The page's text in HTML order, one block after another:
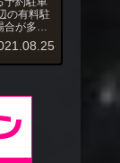
の有料駐
合が多
りも自由